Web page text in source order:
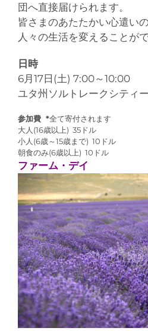
団へ直接届けられます。
皆さまのあたたかい心遣い
人々の生活を変えることが
日時
6月17日(土) 7:00～10:00
ユタ州ソルトレークシティー
参加費 *全て寄付されます
大人(16歳以上) 35ドル
小人(6歳～15歳まで) 10ドル
朝食のみ(6歳以上) 10ドル
ファーム・デイ